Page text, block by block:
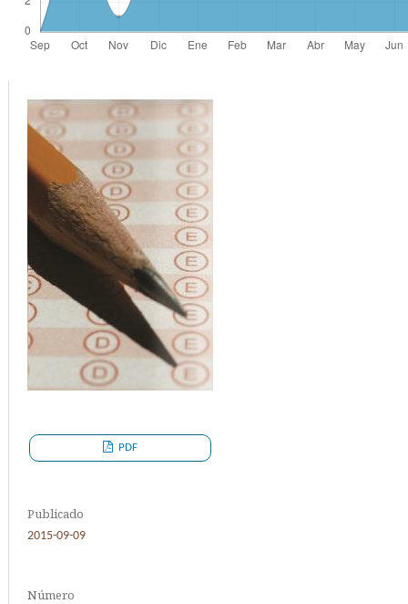
PDF
Publicado
2015-09-09
Número